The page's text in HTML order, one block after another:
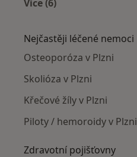
Více (6)
Nejčastěji léčené nemoci
Osteoporóza v Plzni
Skolióza v Plzni
Křečové žíly v Plzni
Piloty / hemoroidy v Plzni
Zdravotní pojišťovny